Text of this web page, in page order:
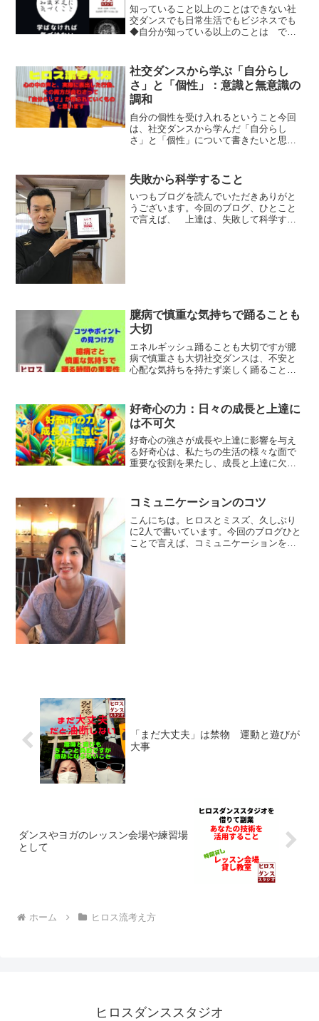
知っていること以上のことはできない社
交ダンスでも日常生活でもビジネスでも
◆自分が知っている以上のことは でき
は できないと意識することで・学びの
意欲・覚える暗記を増やすと...
社交ダンスから学ぶ「自分らし
さ」と「個性」：意識と無意識の
調和
自分の個性を受け入れるということ今回
は、社交ダンスから学んだ「自分らし
さ」と「個性」について書きたいと思い
分の個性、自分らしさを感じられるよう
になると思います。立場や考...
失敗から科学すること
いつもブログを読んでいただきありがと
うございます。今回のブログ、ひとこと
で言えば、 上達は、失敗して科学する
臆病で慎重な気持ちで踊ることも
大切
エネルギッシュ踊ることも大切ですが臆
病で慎重さも大切社交ダンスは、不安と
心配な気持ちを持たず楽しく踊ることが
踊ってもらいたいという自分の成長と上
達の意識をもって踊ること...
好奇心の力：日々の成長と上達に
は不可欠
好奇心の強さが成長や上達に影響を与え
る好奇心は、私たちの生活の様々な面で
重要な役割を果たし、成長と上達に欠か
を調べる行動から趣味、ビジネス、日常
生活に至るまで、一人ひと...
コミュニケーションのコツ
こんにちは。ヒロスとミスズ、久しぶり
に2人で書いています。今回のブログひと
ことで言えば、コミュニケーションを工
「まだ大丈夫」は禁物 運動と遊びが
大事
ダンスやヨガのレッスン会場や練習場
として
ホーム ヒロス流考え方
ヒロスダンススタジオ